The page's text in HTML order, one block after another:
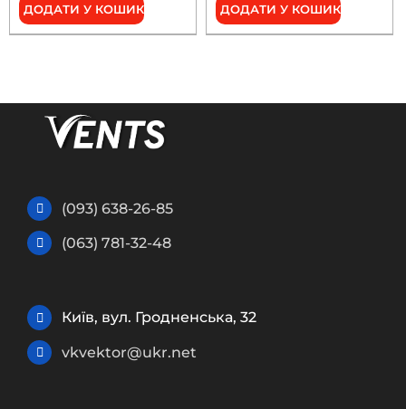
ДОДАТИ У КОШИК ДОДАТИ У КОШИК
(093) 638-26-85
(063) 781-32-48
Київ, вул. Гродненська, 32
vkvektor@ukr.net